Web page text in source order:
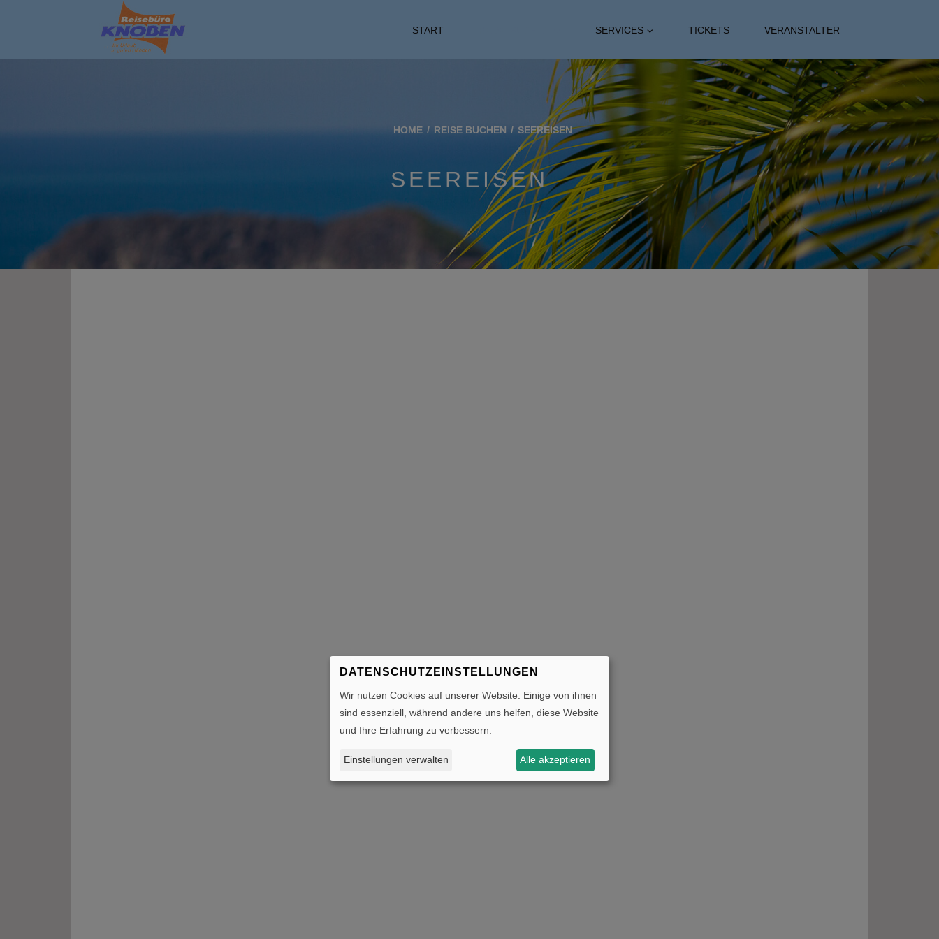
START SERVICES TICKETS VERANSTALTER
HOME REISE BUCHEN SEEREISEN
SEEREISEN
DATENSCHUTZEINSTELLUNGEN
Wir nutzen Cookies auf unserer Website. Einige von ihnen
sind essenziell, während andere uns helfen, diese Website
und Ihre Erfahrung zu verbessern.
Einstellungen verwalten Alle akzeptieren